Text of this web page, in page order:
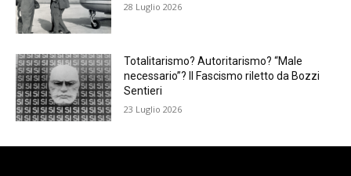
28 Luglio 2026
Totalitarismo? Autoritarismo? “Male
necessario”? Il Fascismo riletto da Bozzi
Sentieri
23 Luglio 2026